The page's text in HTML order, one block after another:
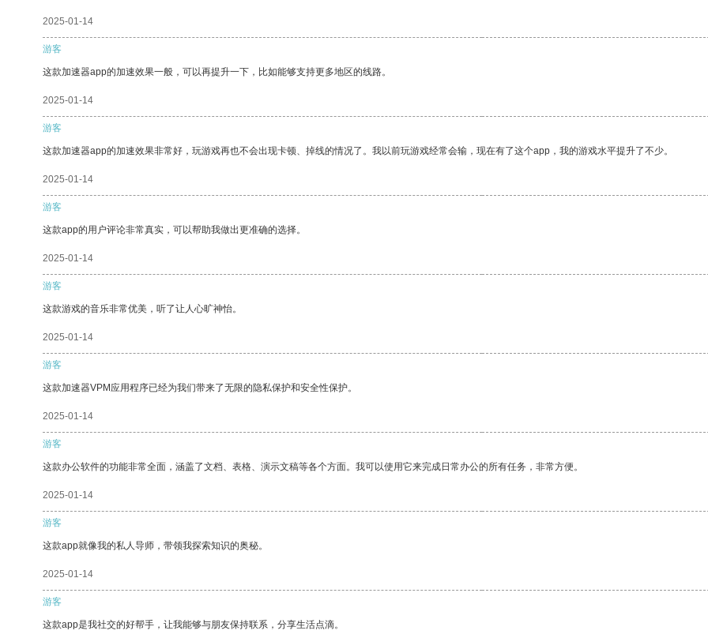
2025-01-14
游客
这款加速器app的加速效果一般，可以再提升一下，比如能够支持更多地区的线路。
2025-01-14
游客
这款加速器app的加速效果非常好，玩游戏再也不会出现卡顿、掉线的情况了。我以前玩游戏经常会输，现在有了这个app，我的游戏水平提升了不少。
2025-01-14
游客
这款app的用户评论非常真实，可以帮助我做出更准确的选择。
2025-01-14
游客
这款游戏的音乐非常优美，听了让人心旷神怡。
2025-01-14
游客
这款加速器VPM应用程序已经为我们带来了无限的隐私保护和安全性保护。
2025-01-14
游客
这款办公软件的功能非常全面，涵盖了文档、表格、演示文稿等各个方面。我可以使用它来完成日常办公的所有任务，非常方便。
2025-01-14
游客
这款app就像我的私人导师，带领我探索知识的奥秘。
2025-01-14
游客
这款app是我社交的好帮手，让我能够与朋友保持联系，分享生活点滴。